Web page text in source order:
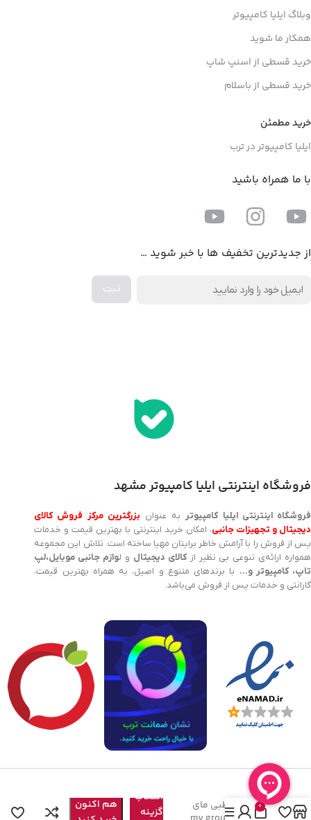
وبلاگ ایلیا کامپیوتر
همکار ما شوید
خرید قسطی از اسنپ شاپ
خرید قسطی از باسلام
خرید مطمئن
ایلیا کامپیوتر در ترب
با ما همراه باشید
از جدیدترین تخفیف ها با خبر شوید …
فروشگاه اینترنتی ایلیا کامپیوتر مشهد
فروشگاه اینترنتی ایلیا کامپیوتر به عنوان بزرگترین مرکز فروش کالای
دیجیتال و تجهیزات جانبی، امکان خرید اینترنتی با بهترین قیمت و خدمات
پس از فروش را با آرامش خاطر برایتان مهیا ساخته است. تلاش این مجموعه
همواره ارائه‌ی تنوعی بی نظیر ازکالای دیجیتال و لوازم جانبی موبایل،لپ
تاپ، کامپیوتر و… با برندهای متنوع و اصیل، به همراه بهترین قیمت،
گارانتی و خدمات پس از فروش می‌باشد.
پد موس طبی مای
انتخاب
گزینه
هم اکنون
0